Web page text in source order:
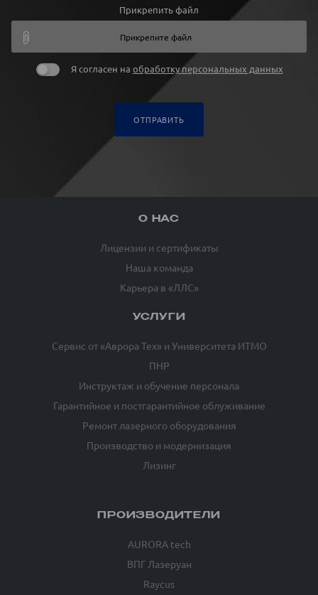
Прикрепить файл
Прикрепите файл
Я согласен на обработку персональных данных
ОТПРАВИТЬ
О НАС
Лицензии и сертификаты
Наша команда
Карьера в «ЛЛС»
УСЛУГИ
Сервис от «Аврора Тех» и Университета ИТМО
ПНР
Инструктаж и обучение персонала
Гарантийное и постгарантийное облуживание
Ремонт лазерного оборудования
Производство и модернизация
Лизинг
ПРОИЗВОДИТЕЛИ
AURORA tech
ВПГ Лазеруан
Raycus